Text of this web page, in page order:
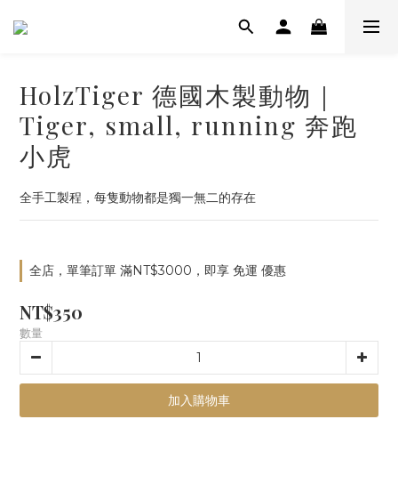
HolzTiger 德國木製動物｜
Tiger, small, running 奔跑
小虎
全手工製程，每隻動物都是獨一無二的存在
全店，單筆訂單 滿NT$3000，即享 免運 優惠
NT$350
數量
加入購物車